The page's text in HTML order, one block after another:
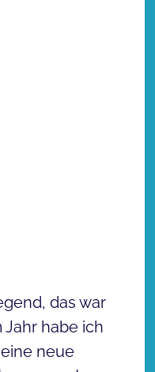
das war
habe ich
neue